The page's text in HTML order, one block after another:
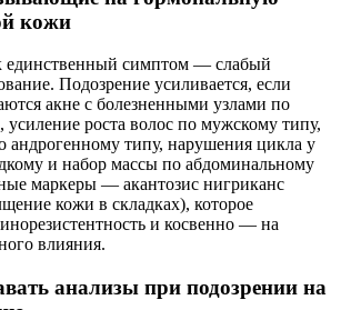
кожи
единственный симптом — слабый
Подозрение усиливается, если
акне с болезненными узлами по
роста волос по мужскому типу,
андрогенному типу, нарушения цикла у
и набор массы по абдоминальному
маркеры — акантозис нигриканс
кожи в складках), которое
и косвенно — на
влияния.
анализы при подозрении на